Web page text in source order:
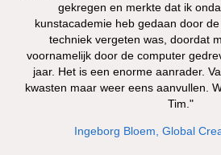
gekregen en merkte dat ik
kunstacademie heb gedaan door
techniek vergeten was, doordat
voornamelijk door de computer
jaar. Het is een enorme aanrader.
kwasten maar weer eens aanvullen.
Tim."
Ingeborg Bloem, Global